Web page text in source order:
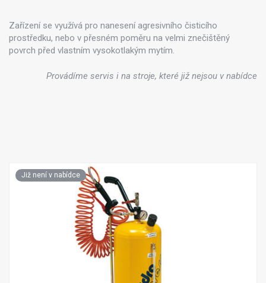
Zařízení se využívá pro nanesení agresivního čisticího
prostředku, nebo v přesném poměru na velmi znečištěný
povrch před vlastním vysokotlakým mytím.
Provádíme servis i na stroje, které již nejsou v nabídce
Již není v nabídce